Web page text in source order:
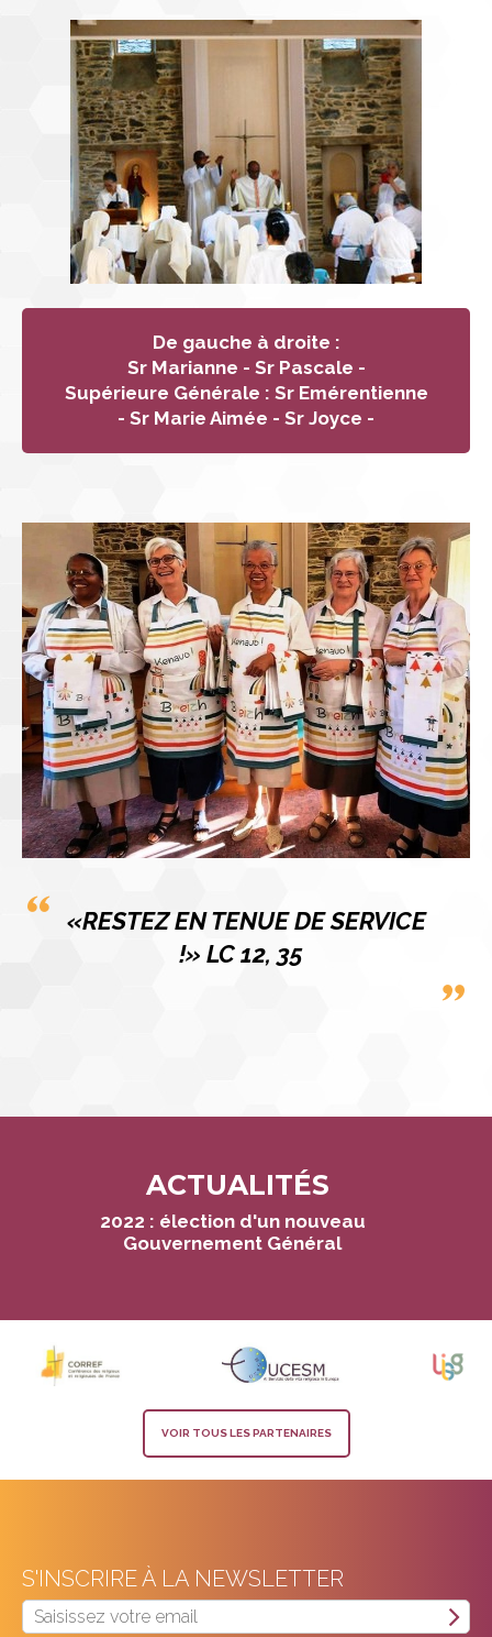
De gauche à droite :
Sr Marianne - Sr Pascale -
Supérieure Générale : Sr Emérentienne
- Sr Marie Aimée - Sr Joyce -
«RESTEZ EN TENUE DE SERVICE
!» LC 12, 35
ACTUALITÉS
2022 : élection d'un nouveau
Gouvernement Général
VOIR TOUS LES PARTENAIRES
S'INSCRIRE À LA NEWSLETTER